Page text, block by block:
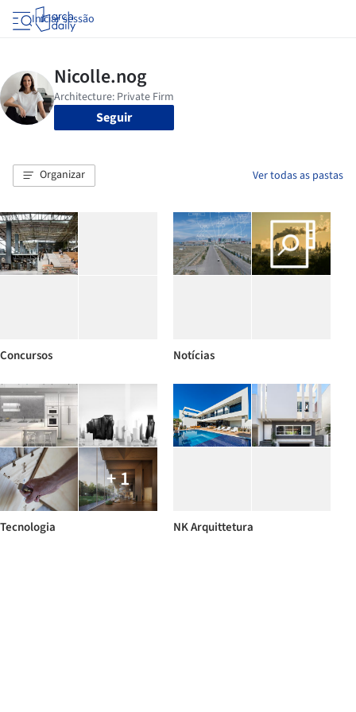
Iniciar sessão
Seguir
Organizar Ver todas as pastas
Concursos Notícias
+ 1
Tecnologia NK Arquittetura